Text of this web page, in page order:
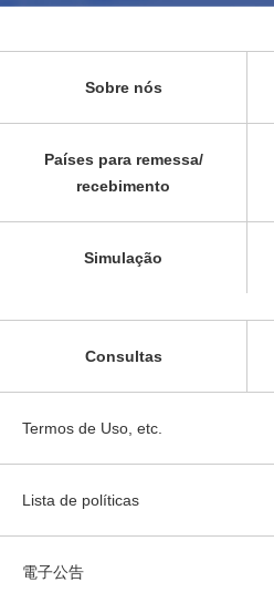
Sobre nós
Países para remessa/
recebimento
Simulação
Consultas
Termos de Uso, etc.
Lista de políticas
電子公告